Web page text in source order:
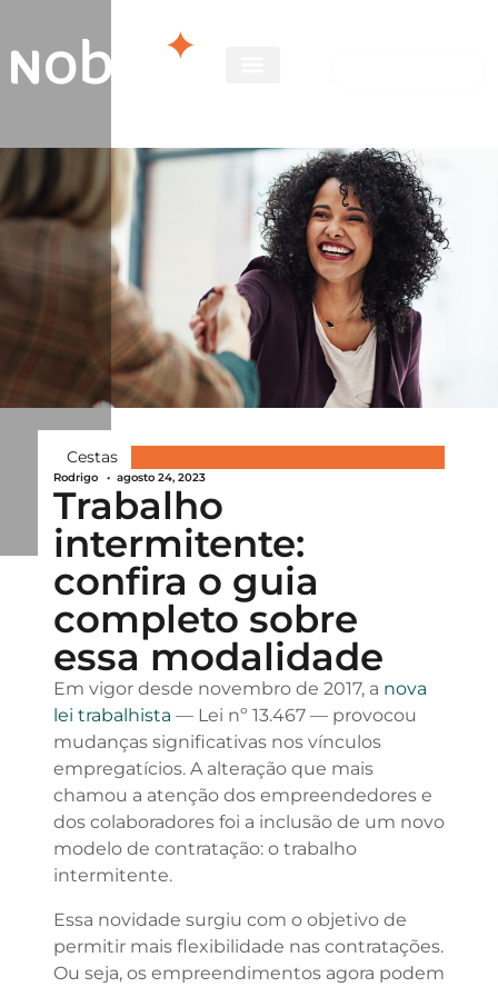
Cestas
Rodrigo • agosto 24, 2023
Trabalho
intermitente:
confira o guia
completo sobre
essa modalidade
Em vigor desde novembro de 2017, a nova
lei trabalhista — Lei nº 13.467 — provocou
mudanças significativas nos vínculos
empregatícios. A alteração que mais
chamou a atenção dos empreendedores e
dos colaboradores foi a inclusão de um novo
modelo de contratação: o trabalho
intermitente.
Essa novidade surgiu com o objetivo de
permitir mais flexibilidade nas contratações.
Ou seja, os empreendimentos agora podem